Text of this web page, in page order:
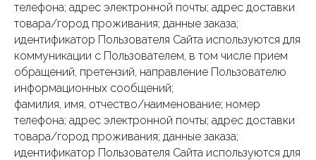
телефона; адрес электронной почты; адрес доставки
товара/город проживания; данные заказа;
идентификатор Пользователя Сайта используются для
коммуникации с Пользователем, в том числе прием
обращений, претензий, направление Пользователю
информационных сообщений;
фамилия, имя, отчество/наименование; номер
телефона; адрес электронной почты; адрес доставки
товара/город проживания; данные заказа;
идентификатор Пользователя Сайта используются для